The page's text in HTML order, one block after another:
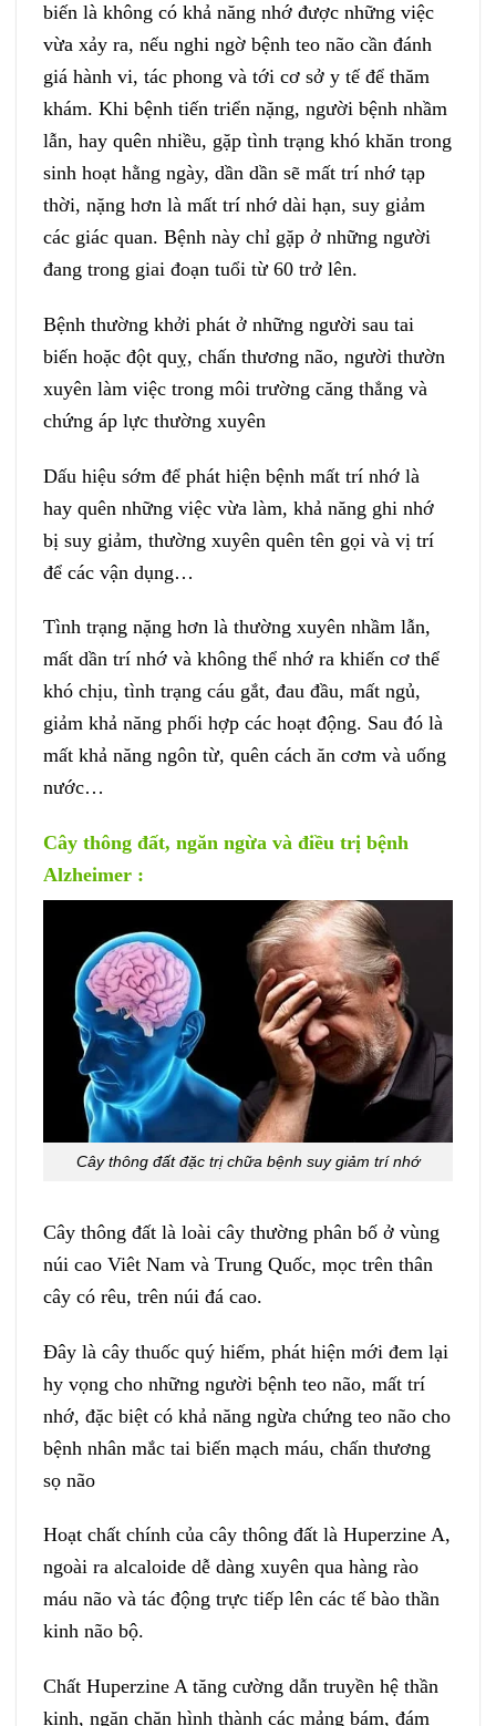
biến là không có khả năng nhớ được những việc
vừa xảy ra, nếu nghi ngờ bệnh teo não cần đánh
giá hành vi, tác phong và tới cơ sở y tế để thăm
khám. Khi bệnh tiến triển nặng, người bệnh nhầm
lẫn, hay quên nhiều, gặp tình trạng khó khăn trong
sinh hoạt hằng ngày, dần dần sẽ mất trí nhớ tạp
thời, nặng hơn là mất trí nhớ dài hạn, suy giảm
các giác quan. Bệnh này chỉ gặp ở những người
đang trong giai đoạn tuổi từ 60 trở lên.
Bệnh thường khởi phát ở những người sau tai
biến hoặc đột quỵ, chấn thương não, người thườn
xuyên làm việc trong môi trường căng thẳng và
chứng áp lực thường xuyên
Dấu hiệu sớm để phát hiện bệnh mất trí nhớ là
hay quên những việc vừa làm, khả năng ghi nhớ
bị suy giảm, thường xuyên quên tên gọi và vị trí
để các vận dụng…
Tình trạng nặng hơn là thường xuyên nhầm lẫn,
mất dần trí nhớ và không thể nhớ ra khiến cơ thể
khó chịu, tình trạng cáu gắt, đau đầu, mất ngủ,
giảm khả năng phối hợp các hoạt động. Sau đó là
mất khả năng ngôn từ, quên cách ăn cơm và uống
nước…
Cây thông đất, ngăn ngừa và điều trị bệnh
Alzheimer :
Cây thông đất đặc trị chữa bệnh suy giảm trí nhớ
Cây thông đất là loài cây thường phân bố ở vùng
núi cao Viêt Nam và Trung Quốc, mọc trên thân
cây có rêu, trên núi đá cao.
Đây là cây thuốc quý hiếm, phát hiện mới đem lại
hy vọng cho những người bệnh teo não, mất trí
nhớ, đặc biệt có khả năng ngừa chứng teo não cho
bệnh nhân mắc tai biến mạch máu, chấn thương
sọ não
Hoạt chất chính của cây thông đất là Huperzine A,
ngoài ra alcaloide dễ dàng xuyên qua hàng rào
máu não và tác động trực tiếp lên các tế bào thần
kinh não bộ.
Chất Huperzine A tăng cường dẫn truyền hệ thần
kinh, ngăn chặn hình thành các mảng bám, đám